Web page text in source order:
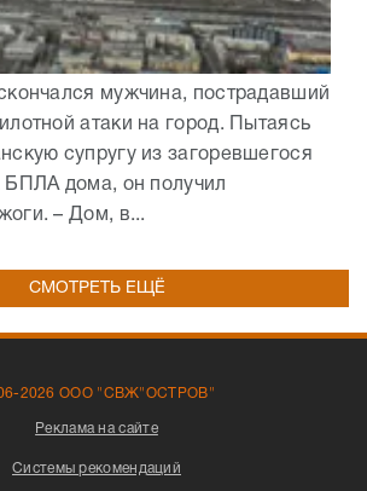
мужчина, пострадавший
атаки на город. Пытаясь
супругу из загоревшегося
БПЛА дома, он получил
– Дом, в...
СМОТРЕТЬ ЕЩЁ
2026 ООО "СВЖ"ОСТРОВ"
Реклама на сайте
Системы рекомендаций